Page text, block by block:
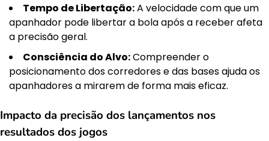
Tempo de Libertação:A velocidade com que um
apanhador pode libertar a bola após a receber afeta
a precisão geral.
Consciência do Alvo:Compreender o
posicionamento dos corredores e das bases ajuda os
apanhadores a mirarem de forma mais eficaz.
Impacto da precisão dos lançamentos nos
resultados dos jogos